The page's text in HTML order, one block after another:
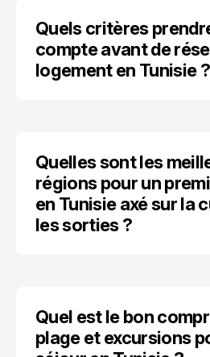
Quels critères
compte avant de
logement en Tunisie ?
Quelles sont les
régions pour un
en Tunisie axé sur la
les sorties ?
Quel est le bon
plage et excursions